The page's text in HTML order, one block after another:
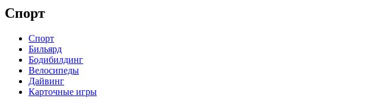
Спорт
Спорт
Бильярд
Бодибилдинг
Велосипеды
Дайвинг
Карточные игры